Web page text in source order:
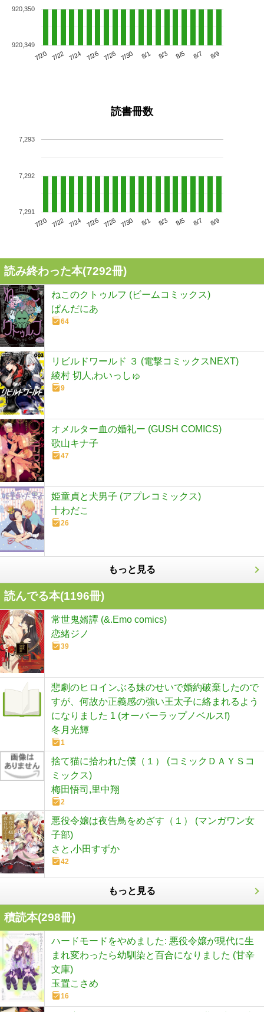
7/20 7/22 7/24 7/26 7/28 7/30 8/1 8/3 8/5 8/7 8/9
920,349
920,350
読書冊数
7/20 7/22 7/24 7/26 7/28 7/30 8/1 8/3 8/5 8/7 8/9
7,291
7,292
7,293
読み終わった本(7292冊)
ねこのクトゥルフ (ビームコミックス)
ぱんだにあ
64
リビルドワールド ３ (電撃コミックスNEXT)
綾村 切人,わいっしゅ
9
オメルター血の婚礼ー (GUSH COMICS)
歌山キナ子
47
姫童貞と犬男子 (アプレコミックス)
十わだこ
26
もっと見る
読んでる本(1196冊)
常世鬼婿譚 (&.Emo comics)
恋緒ジノ
39
悲劇のヒロインぶる妹のせいで婚約破棄したので
すが、何故か正義感の強い王太子に絡まれるよう
になりました 1 (オーバーラップノベルスf)
冬月光輝
1
捨て猫に拾われた僕（１） (コミックＤＡＹＳコ
ミックス)
梅田悟司,里中翔
2
悪役令嬢は夜告鳥をめざす（１） (マンガワン女
子部)
さと,小田すずか
42
もっと見る
積読本(298冊)
ハードモードをやめました: 悪役令嬢が現代に生
まれ変わったら幼馴染と百合になりました (甘辛
文庫)
玉置こさめ
16